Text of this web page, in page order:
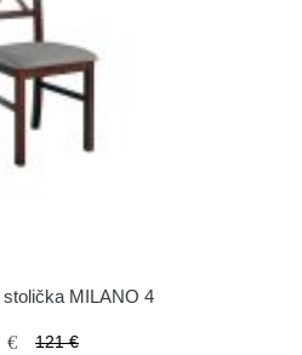
MILANO 4
€ 121 €